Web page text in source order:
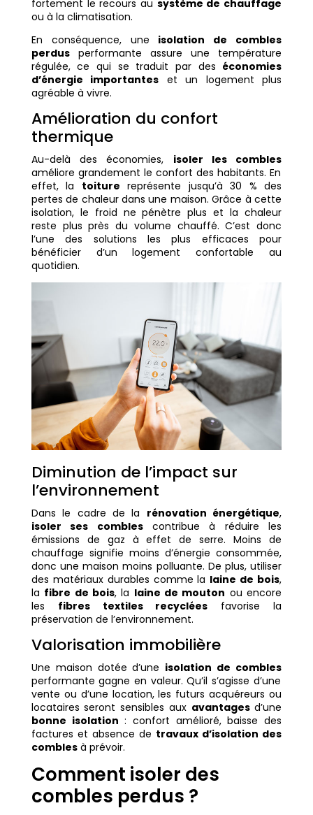
fortement le recours au système de chauffage
ou à la climatisation.
En conséquence, une isolation de combles
perdusperformante assure une température
régulée, ce qui se traduit par des économies
d’énergie importantes et un logement plus
agréable à vivre.
Amélioration du confort
thermique
Au-delà des économies, isoler les combles
améliore grandement le confort des habitants. En
effet, la toiture représente jusqu’à 30 % des
pertes de chaleur dans une maison. Grâce à cette
isolation, le froid ne pénètre plus et la chaleur
reste plus près du volume chauffé. C’est donc
l’une des solutions les plus efficaces pour
bénéficier d’un logement confortable au
quotidien.
Diminution de l’impact sur
l’environnement
Dans le cadre de la rénovation énergétique,
isoler ses comblescontribue à réduire les
émissions de gaz à effet de serre. Moins de
chauffage signifie moins d’énergie consommée,
donc une maison moins polluante. De plus, utiliser
des matériaux durables comme la laine de bois,
la fibre de bois, la laine de mouton ou encore
les fibres textiles recyclées favorise la
préservation de l’environnement.
Valorisation immobilière
Une maison dotée d’une isolation de combles
performante gagne en valeur. Qu’il s’agisse d’une
vente ou d’une location, les futurs acquéreurs ou
locataires seront sensibles aux avantagesd’une
bonne isolation : confort amélioré, baisse des
factures et absence de travaux d’isolation des
comblesà prévoir.
Comment isoler des
combles perdus ?